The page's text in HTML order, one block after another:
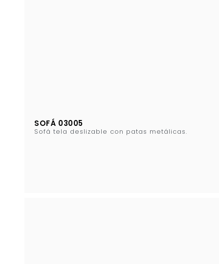
SOFÁ 03005
Sofá tela deslizable con patas metálicas.